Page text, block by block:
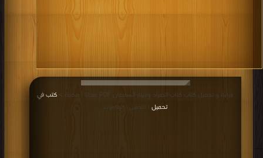
قراءة و تحميل كتاب كتاب الصياد ودينار السلطان PDF مجانا | مكتبة >
كتب في
تحميل
| التحميل : مرة/مرات